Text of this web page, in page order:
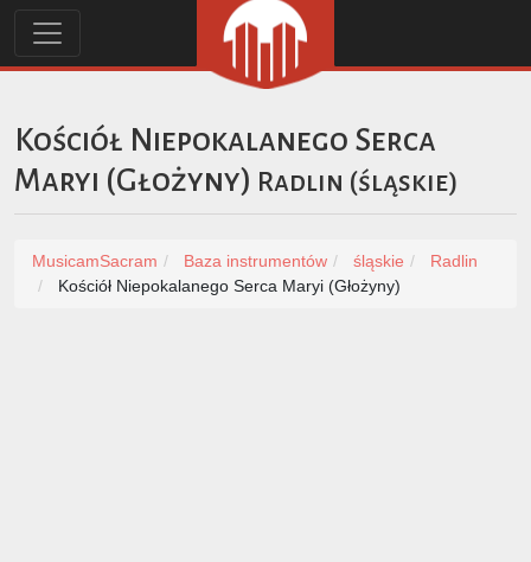
Kościół Niepokalanego Serca
Maryi (Głożyny) Radlin (śląskie)
MusicamSacram Baza instrumentów śląskie
Radlin
Kościół Niepokalanego Serca Maryi (Głożyny)